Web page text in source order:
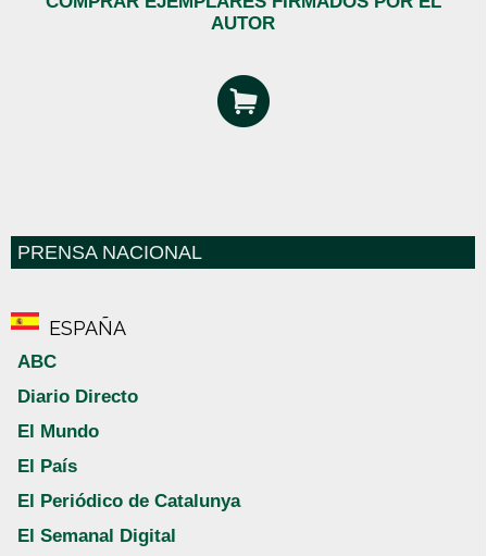
AUTOR
PRENSA NACIONAL
ESPAÑA
ABC
Diario Directo
El Mundo
El País
El Periódico de Catalunya
El Semanal Digital